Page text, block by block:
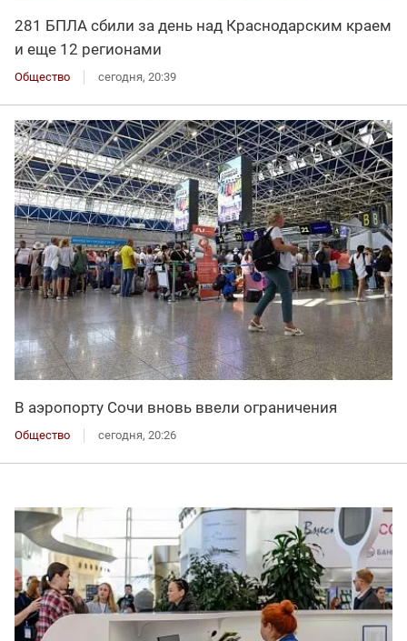
281 БПЛА сбили за день над Краснодарским краем
и еще 12 регионами
Общество сегодня, 20:39
В аэропорту Сочи вновь ввели ограничения
Общество сегодня, 20:26